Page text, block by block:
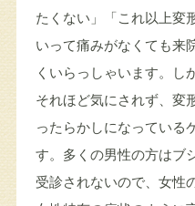
たくない」「これ以上変
いって痛みがなくても来
くいらっしゃいます。し
それほど気にされず、変
ったらかしになっている
す。多くの男性の方はブ
受診されないので、女性